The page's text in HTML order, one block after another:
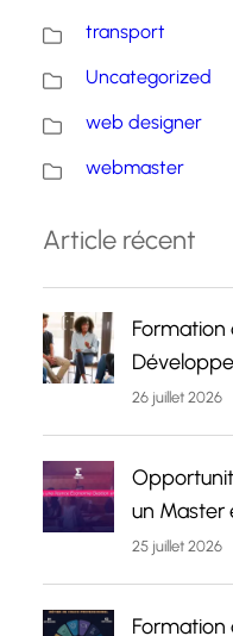
transport
Uncategorized
web designer
webmaster
Article récent
Formation
26 juillet 2026
un Master
25 juillet 2026
Formation